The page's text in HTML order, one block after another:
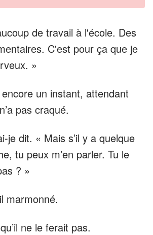
de travail à l'école. Des
C'est pour ça que je
»
un instant, attendant
pas craqué.
je dit. « Mais s’il y a quelque
tu peux m’en parler. Tu le
? »
marmonné.
ne le ferait pas.